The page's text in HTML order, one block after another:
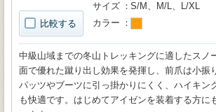
比較する
サイズ
S/M、M/L、L/XL
カラー
中級山域までの冬山トレッキングに適したスノ
面で優れた蹴り出し効果を発揮し、前爪は小振
パッツやブーツに引っ掛かりにくく、ハイキン
も快適です。はじめてアイゼンを装着する方に